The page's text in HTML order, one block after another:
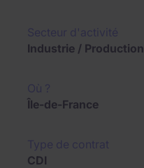
Industrie / Production
Île-de-France
CDI